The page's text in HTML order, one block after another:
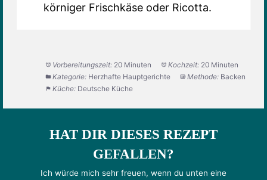
körniger Frischkäse oder Ricotta.
Vorbereitungszeit: 20 Minuten Kochzeit: 20 Minuten
Kategorie: Herzhafte Hauptgerichte Methode: Backen
Küche: Deutsche Küche
HAT DIR DIESES REZEPT
GEFALLEN?
Ich würde mich sehr freuen, wenn du unten eine